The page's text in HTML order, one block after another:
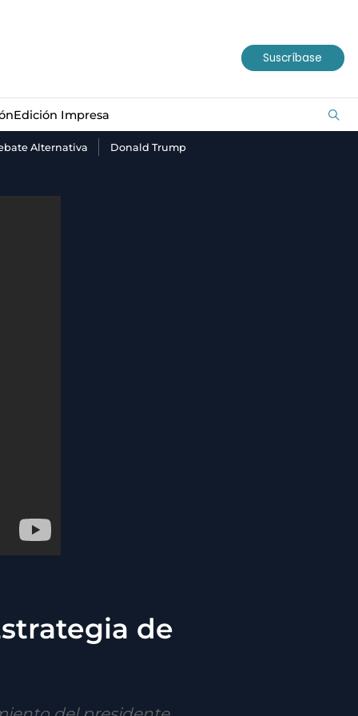
Suscríbase
Edición Impresa
Alternativa Donald Trump
de